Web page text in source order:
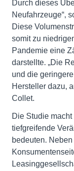
Durch dieses
Neufahrzeuge“,
Diese
somit zu
Pandemie eine
darstellte. „Die
und die
Hersteller dazu,
Collet.
Die Studie
tiefgreifende
bedeuten.